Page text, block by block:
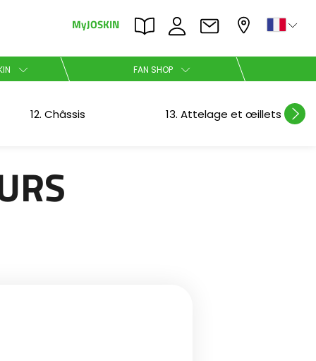
MyJOSKIN
FAN SHOP ×
×
Nederlands
12. Châssis 13. Attelage et œillets